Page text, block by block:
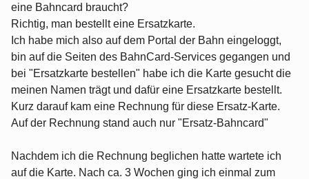
eine Bahncard braucht?
Richtig, man bestellt eine Ersatzkarte.
Ich habe mich also auf dem Portal der Bahn eingeloggt,
bin auf die Seiten des BahnCard-Services gegangen und
bei "Ersatzkarte bestellen" habe ich die Karte gesucht die
meinen Namen trägt und dafür eine Ersatzkarte bestellt.
Kurz darauf kam eine Rechnung für diese Ersatz-Karte.
Auf der Rechnung stand auch nur "Ersatz-Bahncard"
Nachdem ich die Rechnung beglichen hatte wartete ich
auf die Karte. Nach ca. 3 Wochen ging ich einmal zum